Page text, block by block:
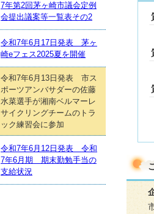
7年第2回茅ヶ崎市議会定例
会提出議案等一覧表その2
令和7年6月17日発表 茅ヶ
崎eフェス2025夏を開催
令和7年6月13日発表 市ス
ポーツアンバサダーの佐藤
水菜選手が湘南ベルマーレ
サイクリングチームのトラ
ック練習会に参加
令和7年6月12日発表 令和
7年6月期 期末勤勉手当の
支給状況